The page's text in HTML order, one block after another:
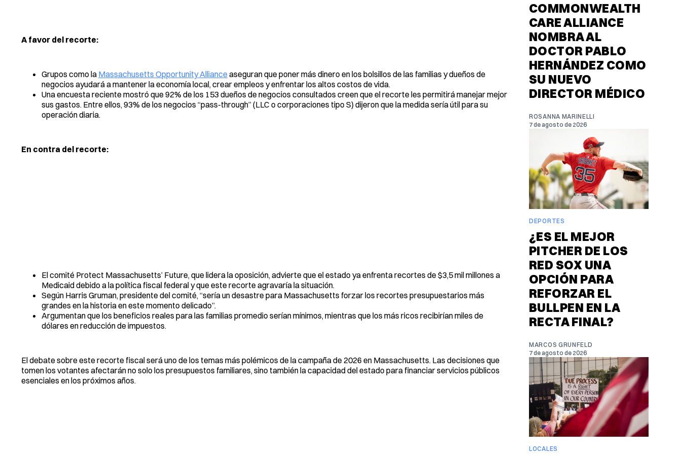
A favor del recorte:
Grupos como la Massachusetts Opportunity Allianceaseguran que poner más dinero en los bolsillos de las familias y dueños de
negocios ayudará a mantener la economía local, crear empleos y enfrentar los altos costos de vida.
Una encuesta reciente mostró que 92% de los 153 dueños de negocios consultados creen que el recorte les permitirá manejar mejor
sus gastos. Entre ellos, 93% de los negocios “pass-through” (LLC o corporaciones tipo S) dijeron que la medida sería útil para su
operación diaria.
En contra del recorte:
El comité Protect Massachusetts’ Future, que lidera la oposición, advierte que el estado ya enfrenta recortes de $3,5 mil millones a
Medicaid debido a la política fiscal federal y que este recorte agravaría la situación.
Según Harris Gruman, presidente del comité, “sería un desastre para Massachusetts forzar los recortes presupuestarios más
grandes en la historia en este momento delicado”.
Argumentan que los beneficios reales para las familias promedio serían mínimos, mientras que los más ricos recibirían miles de
dólares en reducción de impuestos.
El debate sobre este recorte fiscal será uno de los temas más polémicos de la campaña de 2026 en Massachusetts. Las decisiones que
tomen los votantes afectarán no solo los presupuestos familiares, sino también la capacidad del estado para financiar servicios públicos
esenciales en los próximos años.
COMMONWEALTH
CARE ALLIANCE
NOMBRA AL
DOCTOR PABLO
HERNÁNDEZ COMO
SU NUEVO
DIRECTOR MÉDICO
ROSANNA MARINELLI
7 de agosto de 2026
DEPORTES
¿ES EL MEJOR
PITCHER DE LOS
RED SOX UNA
OPCIÓN PARA
REFORZAR EL
BULLPEN EN LA
RECTA FINAL?
MARCOS GRUNFELD
7 de agosto de 2026
LOCALES